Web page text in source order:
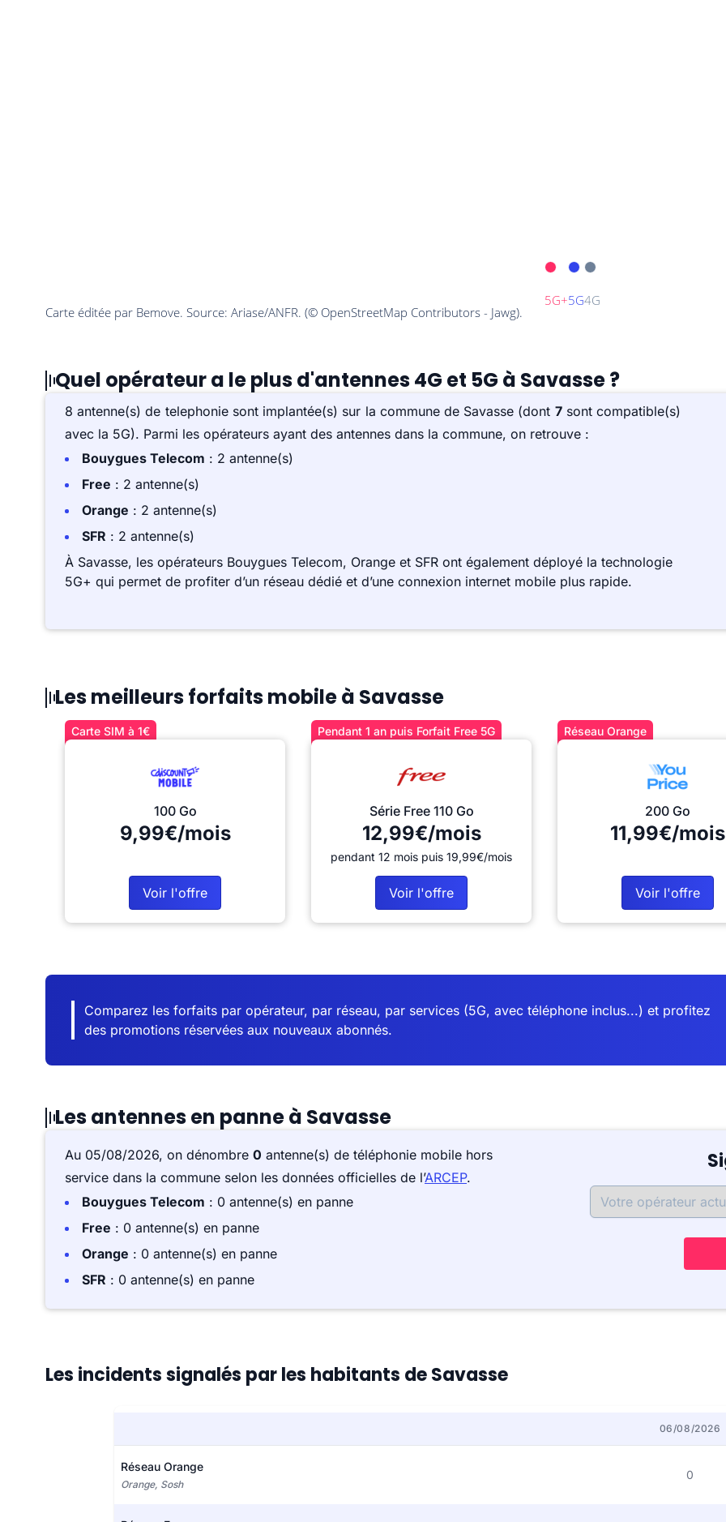
Quel opérateur a le plus d'antennes 4G et 5G à Savasse ?
8 antenne(s) de telephonie sont implantée(s) sur la commune de Savasse (dont 7sont compatible(s)
avec la 5G). Parmi les opérateurs ayant des antennes dans la commune, on retrouve :
Bouygues Telecom : 2 antenne(s)
Free : 2 antenne(s)
Orange : 2 antenne(s)
SFR : 2 antenne(s)
À Savasse, les opérateurs Bouygues Telecom, Orange et SFR ont également déployé la technologie
5G+ qui permet de profiter d’un réseau dédié et d’une connexion internet mobile plus rapide.
Les meilleurs forfaits mobile à Savasse
Carte SIM à 1€
100 Go
9,99€/mois
Voir l'offre
Pendant 1 an puis Forfait Free 5G
Série Free 110 Go
12,99€/mois
pendant 12 mois puis 19,99€/mois
Voir l'offre
Réseau Orange
200 Go
11,99€/mois
Voir l'offre
Comparez les forfaits par opérateur, par réseau, par services (5G, avec téléphone inclus...) et profitez
des promotions réservées aux nouveaux abonnés.
Les antennes en panne à Savasse
Au 05/08/2026, on dénombre 0 antenne(s) de téléphonie mobile hors
service dans la commune selon les données officielles de l’ARCEP.
Bouygues Telecom : 0 antenne(s) en panne
Free : 0 antenne(s) en panne
Orange : 0 antenne(s) en panne
SFR : 0 antenne(s) en panne
Les incidents signalés par les habitants de Savasse
06/08/2026
Réseau Orange
Orange, Sosh
0